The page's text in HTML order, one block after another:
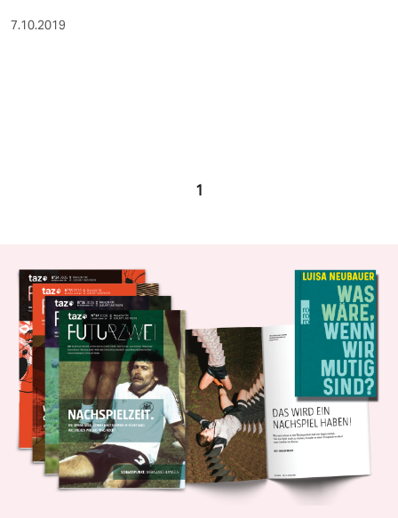
7.10.2019
1